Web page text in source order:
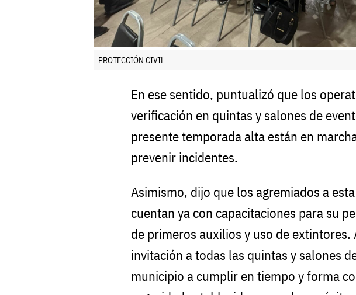
PROTECCIÓN CIVIL
En ese sentido, puntualizó que los
verificación en quintas y salones de
presente temporada alta están en
prevenir incidentes.
Asimismo, dijo que los agremiados a
cuentan ya con capacitaciones para su
de primeros auxilios y uso de extintores.
invitación a todas las quintas y salones
municipio a cumplir en tiempo y forma